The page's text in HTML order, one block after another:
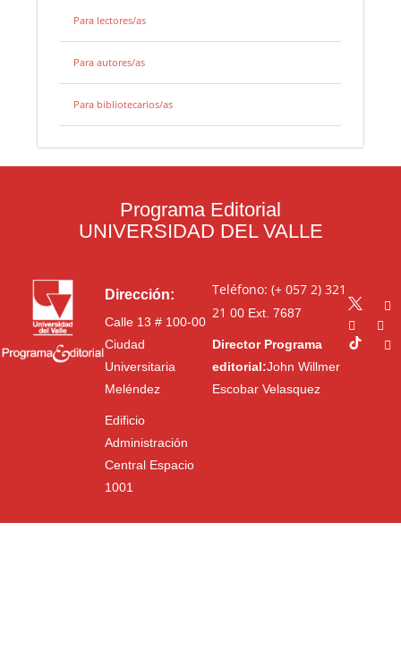
Para lectores/as
Para autores/as
Para bibliotecarios/as
Programa Editorial
UNIVERSIDAD DEL VALLE
Dirección:
Calle 13 # 100-00
Ciudad
Universitaria
Meléndez
Edificio
Administración
Central Espacio
1001
Teléfono: (+ 057 2) 321
21 00Ext. 7687
Director Programa
editorial:John Willmer
Escobar Velasquez